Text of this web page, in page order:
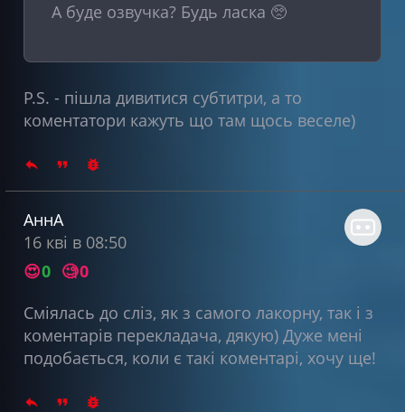
А буде озвучка? Будь ласка 🥺
P.S. - пішла дивитися субтитри, а то
коментатори кажуть що там щось веселе)
АннA
16 кві в 08:50
😍0 🧐0
Сміялась до сліз, як з самого лакорну, так і з
коментарів перекладача, дякую) Дуже мені
подобається, коли є такі коментарі, хочу ще!